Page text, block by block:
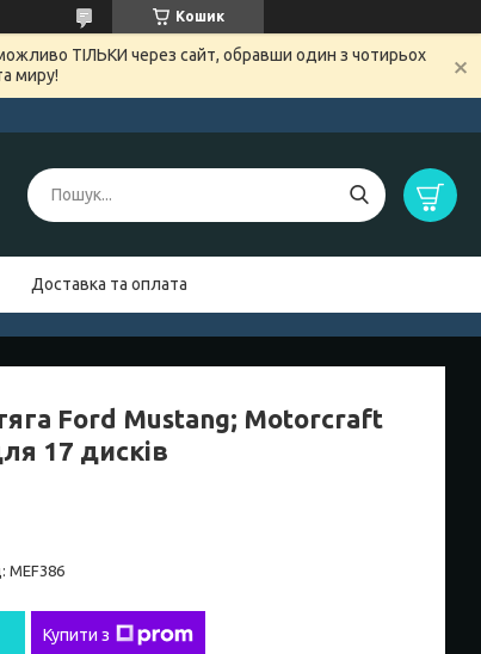
Кошик
ТІЛЬКИ через сайт, обравши один з чотирьох
миру!
Доставка та оплата
Ford Mustang; Motorcraft
17 дисків
MEF386
Купити з